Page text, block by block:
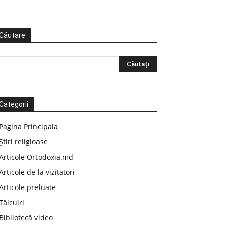
Principala
religioase
Ortodoxia.md
de la vizitatori
preluate
video